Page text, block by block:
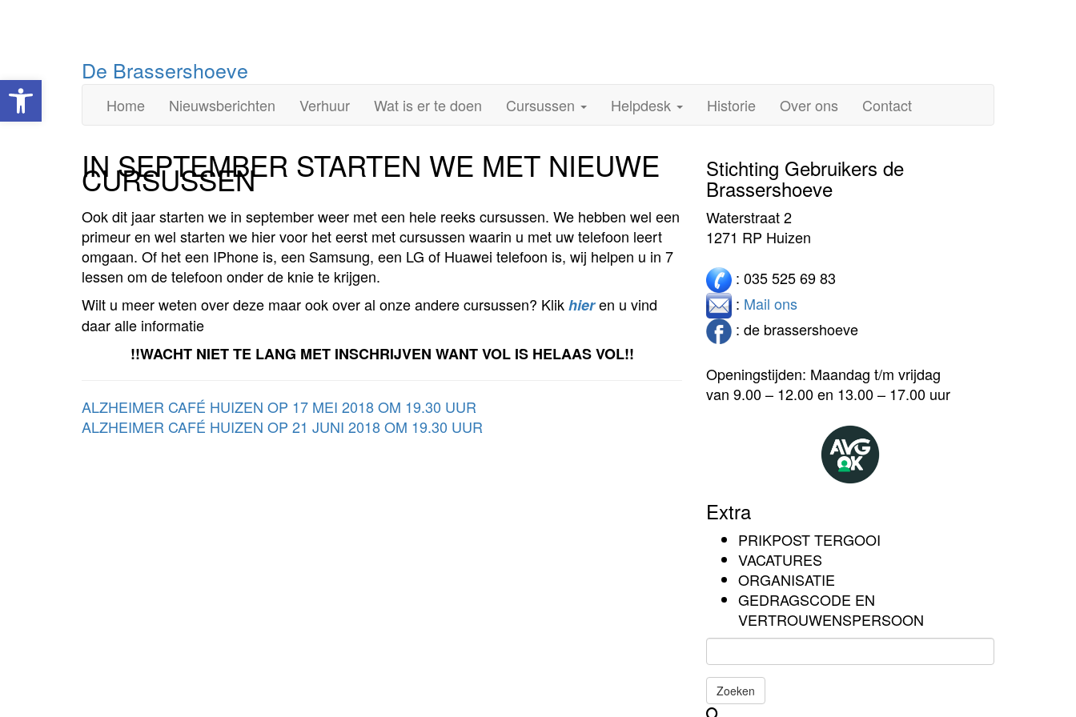
Toolbar openen
naar
inhoud
De Brassershoeve
Home Nieuwsberichten Verhuur Wat is er te doen Cursussen Helpdesk Historie Over ons Contact
IN SEPTEMBER STARTEN WE MET NIEUWE
CURSUSSEN
Ook dit jaar starten we in september weer met een hele reeks cursussen. We hebben wel een
primeur en wel starten we hier voor het eerst met cursussen waarin u met uw telefoon leert
omgaan. Of het een IPhone is, een Samsung, een LG of Huawei telefoon is, wij helpen u in 7
lessen om de telefoon onder de knie te krijgen.
Wilt u meer weten over deze maar ook over al onze andere cursussen? Klikhieren u vind
daar alle informatie
!!WACHT NIET TE LANG MET INSCHRIJVEN WANT VOL IS HELAAS VOL!!
ALZHEIMER CAFÉ HUIZEN OP 17 MEI 2018 OM 19.30 UUR
ALZHEIMER CAFÉ HUIZEN OP 21 JUNI 2018 OM 19.30 UUR
Stichting Gebruikers de
Brassershoeve
Waterstraat 2
1271 RP Huizen
: 035 525 69 83
: Mail ons
: de brassershoeve
Openingstijden: Maandag t/m vrijdag
van 9.00 – 12.00 en 13.00 – 17.00 uur
Extra
PRIKPOST TERGOOI
VACATURES
ORGANISATIE
GEDRAGSCODE EN
VERTROUWENSPERSOON
Zoeken